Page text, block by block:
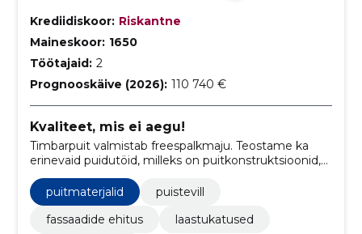
Krediidiskoor: Riskantne
Maineskoor: 1650
Töötajaid: 2
Prognooskäive (2026): 110 740 €
Kvaliteet, mis ei aegu!
Timbarpuit valmistab freespalkmaju. Teostame ka
erinevaid puidutöid, milleks on puitkonstruktsioonid,
fassaadid, terrassid ja varjualused.
puitmaterjalid
puistevill
fassaadide ehitus
laastukatused